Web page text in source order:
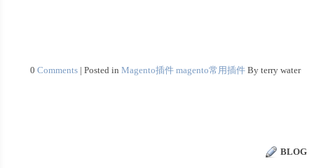
0Comments | Posted inMagento插件 magento常用插件 By terry water
BLOG